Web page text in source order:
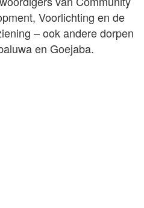
Voorlichting en de
– ook andere dorpen
en Goejaba.